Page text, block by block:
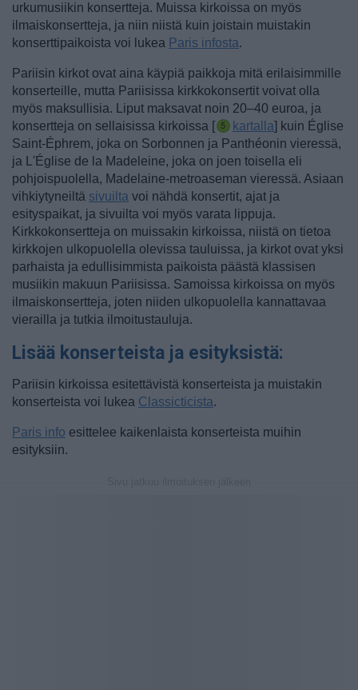
urkumusiikin konsertteja. Muissa kirkoissa on myös
ilmaiskonsertteja, ja niin niistä kuin joistain muistakin
konserttipaikoista voi lukea Paris infosta.
Pariisin kirkot ovat aina käypiä paikkoja mitä erilaisimmille
konserteille, mutta Pariisissa kirkkokonsertit voivat olla
myös maksullisia. Liput maksavat noin 20–40 euroa, ja
konsertteja on sellaisissa kirkoissa [
kartalla] kuin Église
Saint-Éphrem, joka on Sorbonnen ja Panthéonin vieressä,
ja L'Église de la Madeleine, joka on joen toisella eli
pohjoispuolella, Madelaine-metroaseman vieressä. Asiaan
vihkiytyneiltä sivuilta voi nähdä konsertit, ajat ja
esityspaikat, ja sivuilta voi myös varata lippuja.
Kirkkokonsertteja on muissakin kirkoissa, niistä on tietoa
kirkkojen ulkopuolella olevissa tauluissa, ja kirkot ovat yksi
parhaista ja edullisimmista paikoista päästä klassisen
musiikin makuun Pariisissa. Samoissa kirkoissa on myös
ilmaiskonsertteja, joten niiden ulkopuolella kannattavaa
vierailla ja tutkia ilmoitustauluja.
Lisää konserteista ja esityksistä:
Pariisin kirkoissa esitettävistä konserteista ja muistakin
konserteista voi lukea Classicticista.
Paris info esittelee kaikenlaista konserteista muihin
esityksiin.